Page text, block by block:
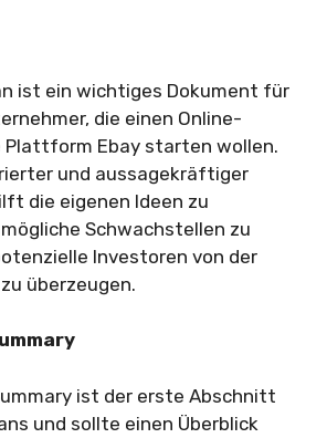
ist ein wichtiges Dokument für
die einen Online-
Plattform Ebay starten wollen.
und aussagekräftiger
die eigenen Ideen zu
Schwachstellen zu
Investoren von der
überzeugen.
ist der erste Abschnitt
und sollte einen Überblick